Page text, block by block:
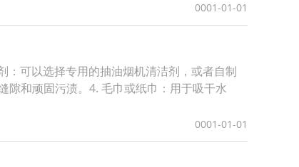
0001-01-01
：可以选择专用的抽油烟机清洁剂，或者自制
隙和顽固污渍。4. 毛巾或纸巾：用于吸干水
0001-01-01